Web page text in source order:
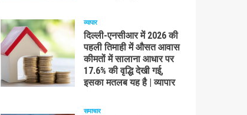
व्यापार
दिल्ली-एनसीआर में 2026 की
पहली तिमाही में औसत आवास
कीमतों में सालाना आधार पर
17.6% की वृद्धि देखी गई,
इसका मतलब यह है | व्यापार
समाचार